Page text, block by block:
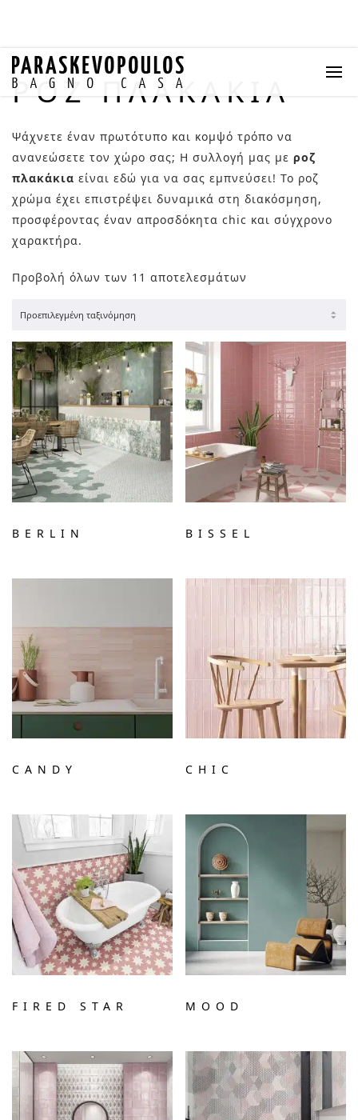
ΡΟΖ ΠΛΑΚΆΚΙΑ
Ψάχνετε έναν πρωτότυπο και κομψό τρόπο να
ανανεώσετε τον χώρο σας; Η συλλογή μας με ροζ
πλακάκια είναι εδώ για να σας εμπνεύσει! Το ροζ
χρώμα έχει επιστρέψει δυναμικά στη διακόσμηση,
προσφέροντας έναν απροσδόκητα chic και σύγχρονο
χαρακτήρα.
Προβολή όλων των 11 αποτελεσμάτων
BERLIN BISSEL
CANDY CHIC
FIRED STAR MOOD